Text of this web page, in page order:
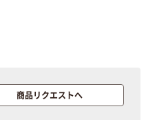
商品リクエストへ